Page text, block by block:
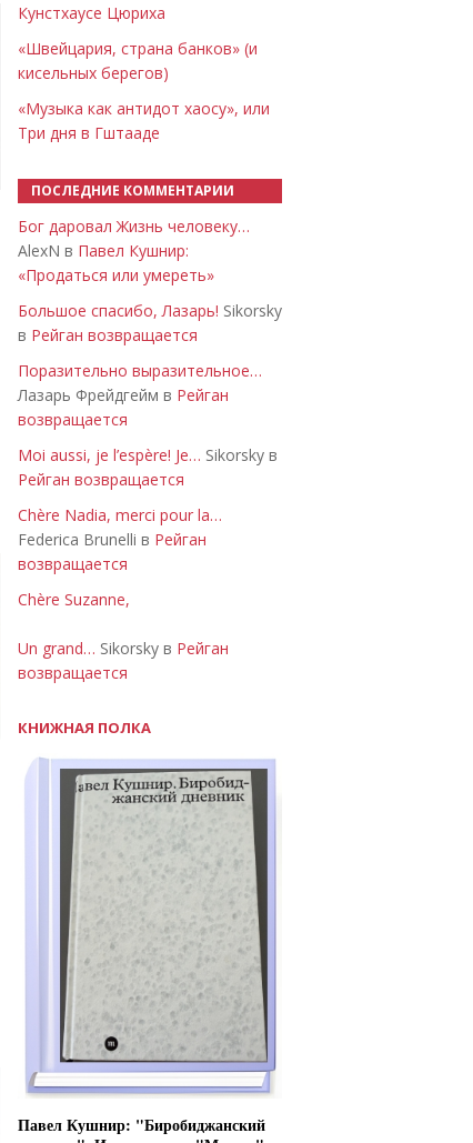
Кунстхаусе Цюриха
«Швейцария, страна банков» (и
кисельных берегов)
«Музыка как антидот хаосу», или
Три дня в Гштааде
ПОСЛЕДНИЕ КОММЕНТАРИИ
Бог даровал Жизнь человеку…
AlexN в Павел Кушнир:
«Продаться или умереть»
Большое спасибо, Лазарь! Sikorsky
в Рейган возвращается
Поразительно выразительное…
Лазарь Фрейдгейм в Рейган
возвращается
Moi aussi, je l’espère! Je… Sikorsky в
Рейган возвращается
Chère Nadia, merci pour la…
Federica Brunelli в Рейган
возвращается
Chère Suzanne,
Un grand… Sikorsky в Рейган
возвращается
КНИЖНАЯ ПОЛКА
Павел Кушнир: "Биробиджанский